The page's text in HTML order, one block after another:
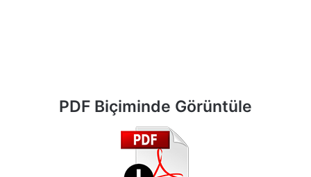
PDF Biçiminde Görüntüle